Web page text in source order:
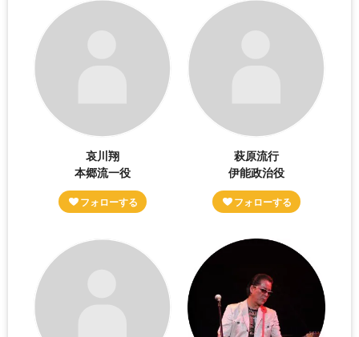
哀川翔
本郷流一役
萩原流行
伊能政治役